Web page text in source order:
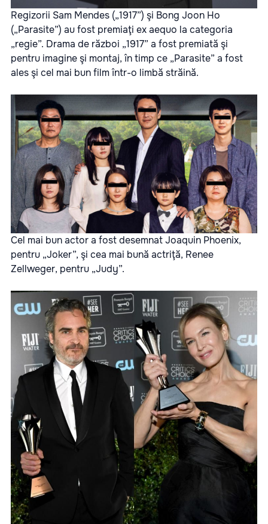
Regizorii Sam Mendes („1917”) şi Bong Joon Ho
(„Parasite”) au fost premiaţi ex aequo la categoria
„regie”. Drama de război „1917” a fost premiată şi
pentru imagine şi montaj, în timp ce „Parasite” a fost
ales şi cel mai bun film într-o limbă străină.
Cel mai bun actor a fost desemnat Joaquin Phoenix,
pentru „Joker”, şi cea mai bună actriţă, Renee
Zellweger, pentru „Judy”.